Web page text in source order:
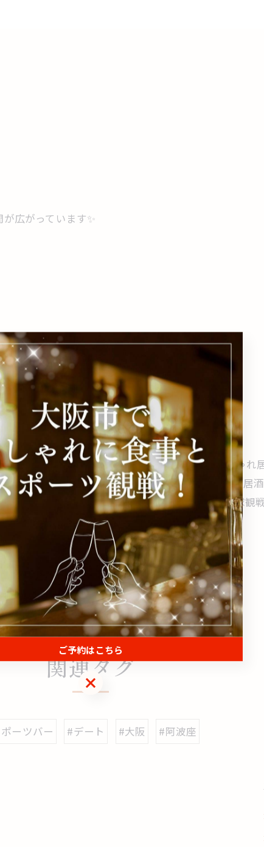
広がっています✨
スパ◎
🎁（詳細は前の投稿をチェック！）
くださいね♪
のお店 #隠れ家バー #スポーツバー大阪 #おしゃれ
ーツバー #スポーツ観戦 #居酒屋グルメ #阿波座居
ート #おしゃれな店内 #大阪 #阿波座 #本町 #野球
一覧に戻る
関連タグ
ーツバー #デート #大阪 #阿波座
ご予約はこちら
ご予約はこちら